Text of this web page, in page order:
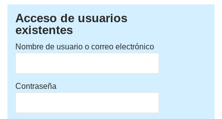
Acceso de usuarios
existentes
Nombre de usuario o correo electrónico
Contraseña